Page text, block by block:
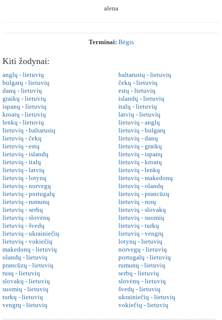
alena
Terminai: Bėgis
Kiti žodynai:
anglų - lietuvių
baltarusių - lietuvių
bulgarų - lietuvių
čekų - lietuvių
danų - lietuvių
estų - lietuvių
graikų - lietuvių
islandų - lietuvių
ispanų - lietuvių
italų - lietuvių
kroatų - lietuvių
latvių - lietuvių
lenkų - lietuvių
lietuvių - anglų
lietuvių - baltarusių
lietuvių - bulgarų
lietuvių - čekų
lietuvių - danų
lietuvių - estų
lietuvių - graikų
lietuvių - islandų
lietuvių - ispanų
lietuvių - italų
lietuvių - kroatų
lietuvių - latvių
lietuvių - lenkų
lietuvių - lotynų
lietuvių - makedonų
lietuvių - norvegų
lietuvių - olandų
lietuvių - portugalų
lietuvių - prancūzų
lietuvių - rumunų
lietuvių - rusų
lietuvių - serbų
lietuvių - slovakų
lietuvių - slovėnų
lietuvių - suomių
lietuvių - švedų
lietuvių - turkų
lietuvių - ukrainiečių
lietuvių - vengrų
lietuvių - vokiečių
lotynų - lietuvių
makedonų - lietuvių
norvegų - lietuvių
olandų - lietuvių
portugalų - lietuvių
prancūzų - lietuvių
rumunų - lietuvių
rusų - lietuvių
serbų - lietuvių
slovakų - lietuvių
slovėnų - lietuvių
suomių - lietuvių
švedų - lietuvių
turkų - lietuvių
ukrainiečių - lietuvių
vengrų - lietuvių
vokiečių - lietuvių